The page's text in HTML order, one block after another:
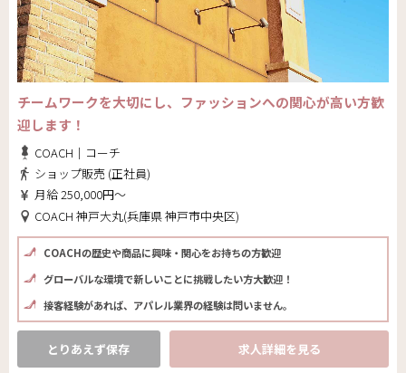
チームワークを大切にし、ファッションへの関心が高い方歓
迎します！
COACH｜コーチ
ショップ販売 (正社員)
月給 250,000円～
COACH 神戸大丸(兵庫県 神戸市中央区)
COACHの歴史や商品に興味・関心をお持ちの方歓迎
グローバルな環境で新しいことに挑戦したい方大歓迎！
接客経験があれば、アパレル業界の経験は問いません。
とりあえず保存 求人詳細を見る